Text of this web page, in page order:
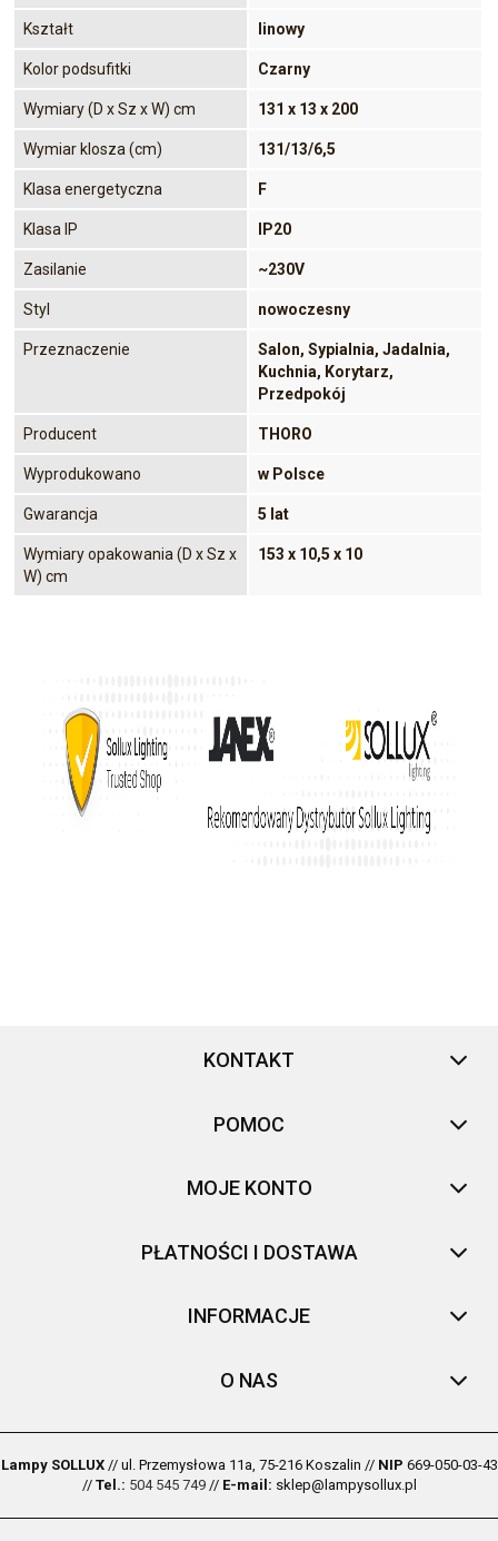
Kształt linowy
Kolor podsufitki Czarny
Wymiary (D x Sz x W) cm 131 x 13 x 200
Wymiar klosza (cm) 131/13/6,5
Klasa energetyczna F
Klasa IP IP20
Zasilanie ~230V
Styl nowoczesny
Przeznaczenie
Salon, Sypialnia, Jadalnia,
Kuchnia, Korytarz,
Przedpokój
Producent THORO
Wyprodukowano w Polsce
Gwarancja 5 lat
Wymiary opakowania (D x Sz x
W) cm
153 x 10,5 x 10
KONTAKT
POMOC
MOJE KONTO
PŁATNOŚCI I DOSTAWA
INFORMACJE
O NAS
Lampy SOLLUX// ul. Przemysłowa 11a, 75-216 Koszalin // NIP 669-050-03-43
// Tel.: 504 545 749// E-mail: sklep@lampysollux.pl